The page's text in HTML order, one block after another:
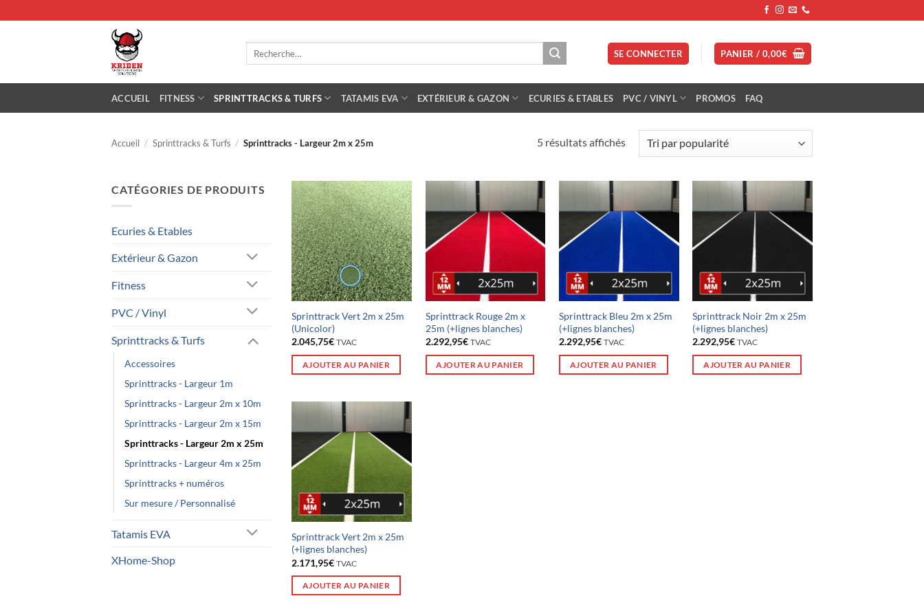
au
SE CONNECTER PANIER / 0,00€
ACCUEIL FITNESS SPRINTTRACKS & TURFS TATAMIS EVA EXTÉRIEUR & GAZON ECURIES & ETABLES PVC / VINYL PROMOS FAQ
Accueil / Sprinttracks & Turfs / Sprinttracks - Largeur 2m x 25m 5 résultats affichésTrié
par
CATÉGORIES DE PRODUITS
Ecuries & Etables
Extérieur & Gazon
Fitness
PVC / Vinyl
Sprinttracks & Turfs
Accessoires
Sprinttracks - Largeur 1m
Sprinttracks - Largeur 2m x 10m
Sprinttracks - Largeur 2m x 15m
Sprinttracks - Largeur 2m x 25m
Sprinttracks - Largeur 4m x 25m
Sprinttracks + numéros
Sur mesure / Personnalisé
Tatamis EVA
XHome-Shop
Sprinttrack Vert 2m x 25m
(Unicolor)
2.045,75€ TVAC
AJOUTER AU PANIER
Sprinttrack Rouge 2m x
25m (+lignes blanches)
2.292,95€ TVAC
AJOUTER AU PANIER
Sprinttrack Bleu 2m x 25m
(+lignes blanches)
2.292,95€ TVAC
AJOUTER AU PANIER
Sprinttrack Noir 2m x 25m
(+lignes blanches)
2.292,95€ TVAC
AJOUTER AU PANIER
Sprinttrack Vert 2m x 25m
(+lignes blanches)
2.171,95€ TVAC
AJOUTER AU PANIER